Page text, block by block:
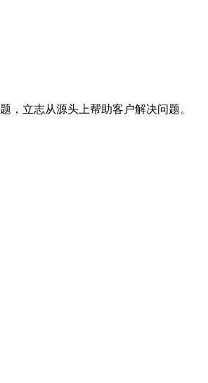
，立志从源头上帮助客户解决问题。